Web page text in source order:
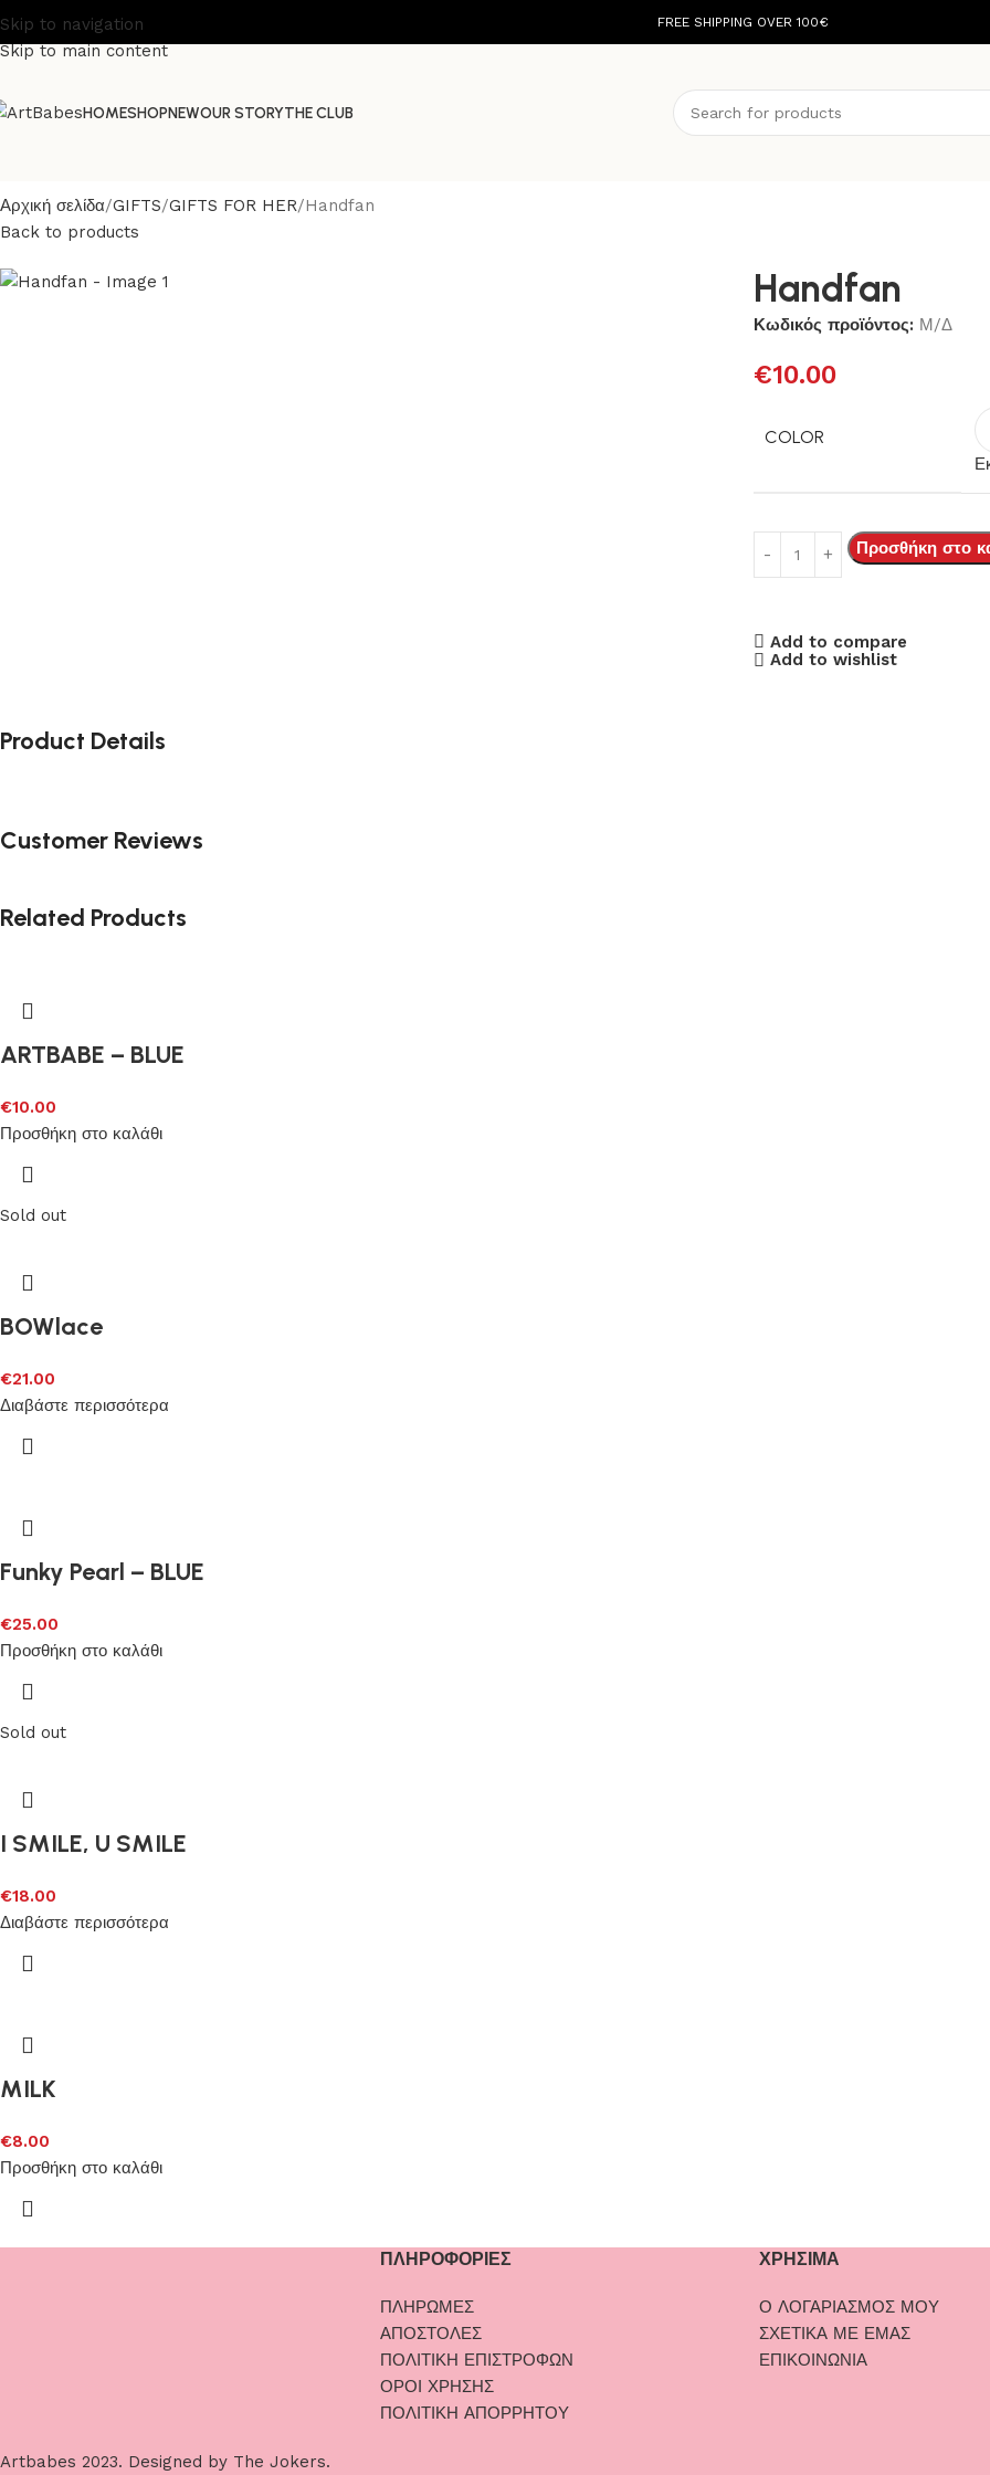
Skip to navigation
Skip to main content
FREE SHIPPING OVER 100€
HOMESHOPNEWOUR STORYTHE CLUB
Αρχική σελίδα GIFTS GIFTS FOR HER Handfan
Back to products
Handfan
Κωδικός προϊόντος: Μ/Δ
€10.00
COLOR
Προσθήκη στο
Add to compare
Add to wishlist
Product Details
Customer Reviews
Related Products
ARTBABE – BLUE
€10.00
Προσθήκη στο καλάθι
Sold out
BOWlace
€21.00
Διαβάστε περισσότερα
Funky Pearl – BLUE
€25.00
Προσθήκη στο καλάθι
Sold out
I SMILE, U SMILE
€18.00
Διαβάστε περισσότερα
MILK
€8.00
Προσθήκη στο καλάθι
ΠΛΗΡΟΦΟΡΙΕΣ
ΠΛΗΡΩΜΕΣ
ΑΠΟΣΤΟΛΕΣ
ΠΟΛΙΤΙΚΗ ΕΠΙΣΤΡΟΦΩΝ
ΟΡΟΙ ΧΡΗΣΗΣ
ΠΟΛΙΤΙΚΗ ΑΠΟΡΡΗΤΟΥ
ΧΡΗΣΙΜΑ
Ο ΛΟΓΑΡΙΑΣΜΟΣ ΜΟΥ
ΣΧΕΤΙΚΑ ΜΕ ΕΜΑΣ
ΕΠΙΚΟΙΝΩΝΙΑ
Artbabes 2023. Designed by The Jokers.